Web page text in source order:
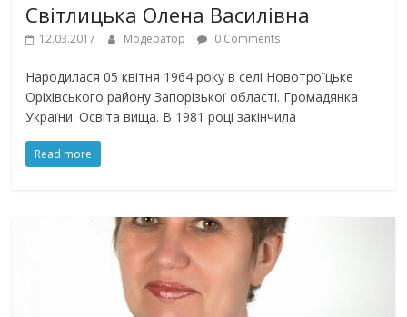
Світлицька Олена Василівна
12.03.2017 Модератор 0 Comments
Народилася 05 квітня 1964 року в селі Новотроїцьке
Оріхівського району Запорізької області. Громадянка
України. Освіта вища. В 1981 році закінчила
Read more